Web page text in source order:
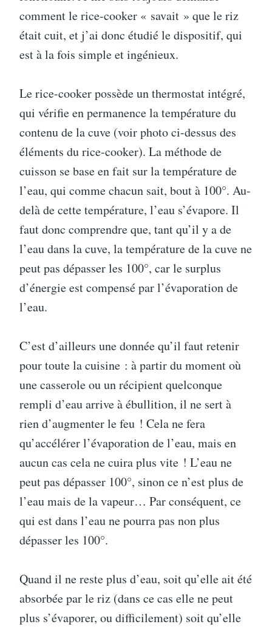
comment le rice-cooker « savait » que le riz
était cuit, et j’ai donc étudié le dispositif, qui
est à la fois simple et ingénieux.
Le rice-cooker possède un thermostat intégré,
qui vérifie en permanence la température du
contenu de la cuve (voir photo ci-dessus des
éléments du rice-cooker). La méthode de
cuisson se base en fait sur la température de
l’eau, qui comme chacun sait, bout à 100°. Au-
delà de cette température, l’eau s’évapore. Il
faut donc comprendre que, tant qu’il y a de
l’eau dans la cuve, la température de la cuve ne
peut pas dépasser les 100°, car le surplus
d’énergie est compensé par l’évaporation de
l’eau.
C’est d’ailleurs une donnée qu’il faut retenir
pour toute la cuisine : à partir du moment où
une casserole ou un récipient quelconque
rempli d’eau arrive à ébullition, il ne sert à
rien d’augmenter le feu ! Cela ne fera
qu’accélérer l’évaporation de l’eau, mais en
aucun cas cela ne cuira plus vite ! L’eau ne
peut pas dépasser 100°, sinon ce n’est plus de
l’eau mais de la vapeur… Par conséquent, ce
qui est dans l’eau ne pourra pas non plus
dépasser les 100°.
Quand il ne reste plus d’eau, soit qu’elle ait été
absorbée par le riz (dans ce cas elle ne peut
plus s’évaporer, ou difficilement) soit qu’elle